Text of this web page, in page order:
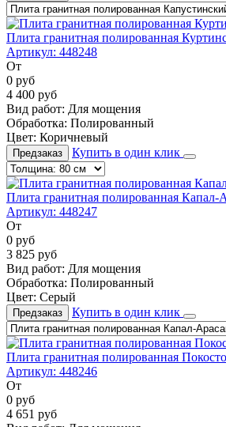
Плита гранитная полированная
Артикул: 448248
От
0 руб
4 400 руб
Вид работ: Для мощения
Обработка: Полированный
Цвет: Коричневый
Предзаказ Купить в один клик
Плита гранитная полированная Капал-
Артикул: 448247
От
0 руб
3 825 руб
Вид работ: Для мощения
Обработка: Полированный
Цвет: Серый
Предзаказ Купить в один клик
Плита гранитная полированная
Артикул: 448246
От
0 руб
4 651 руб